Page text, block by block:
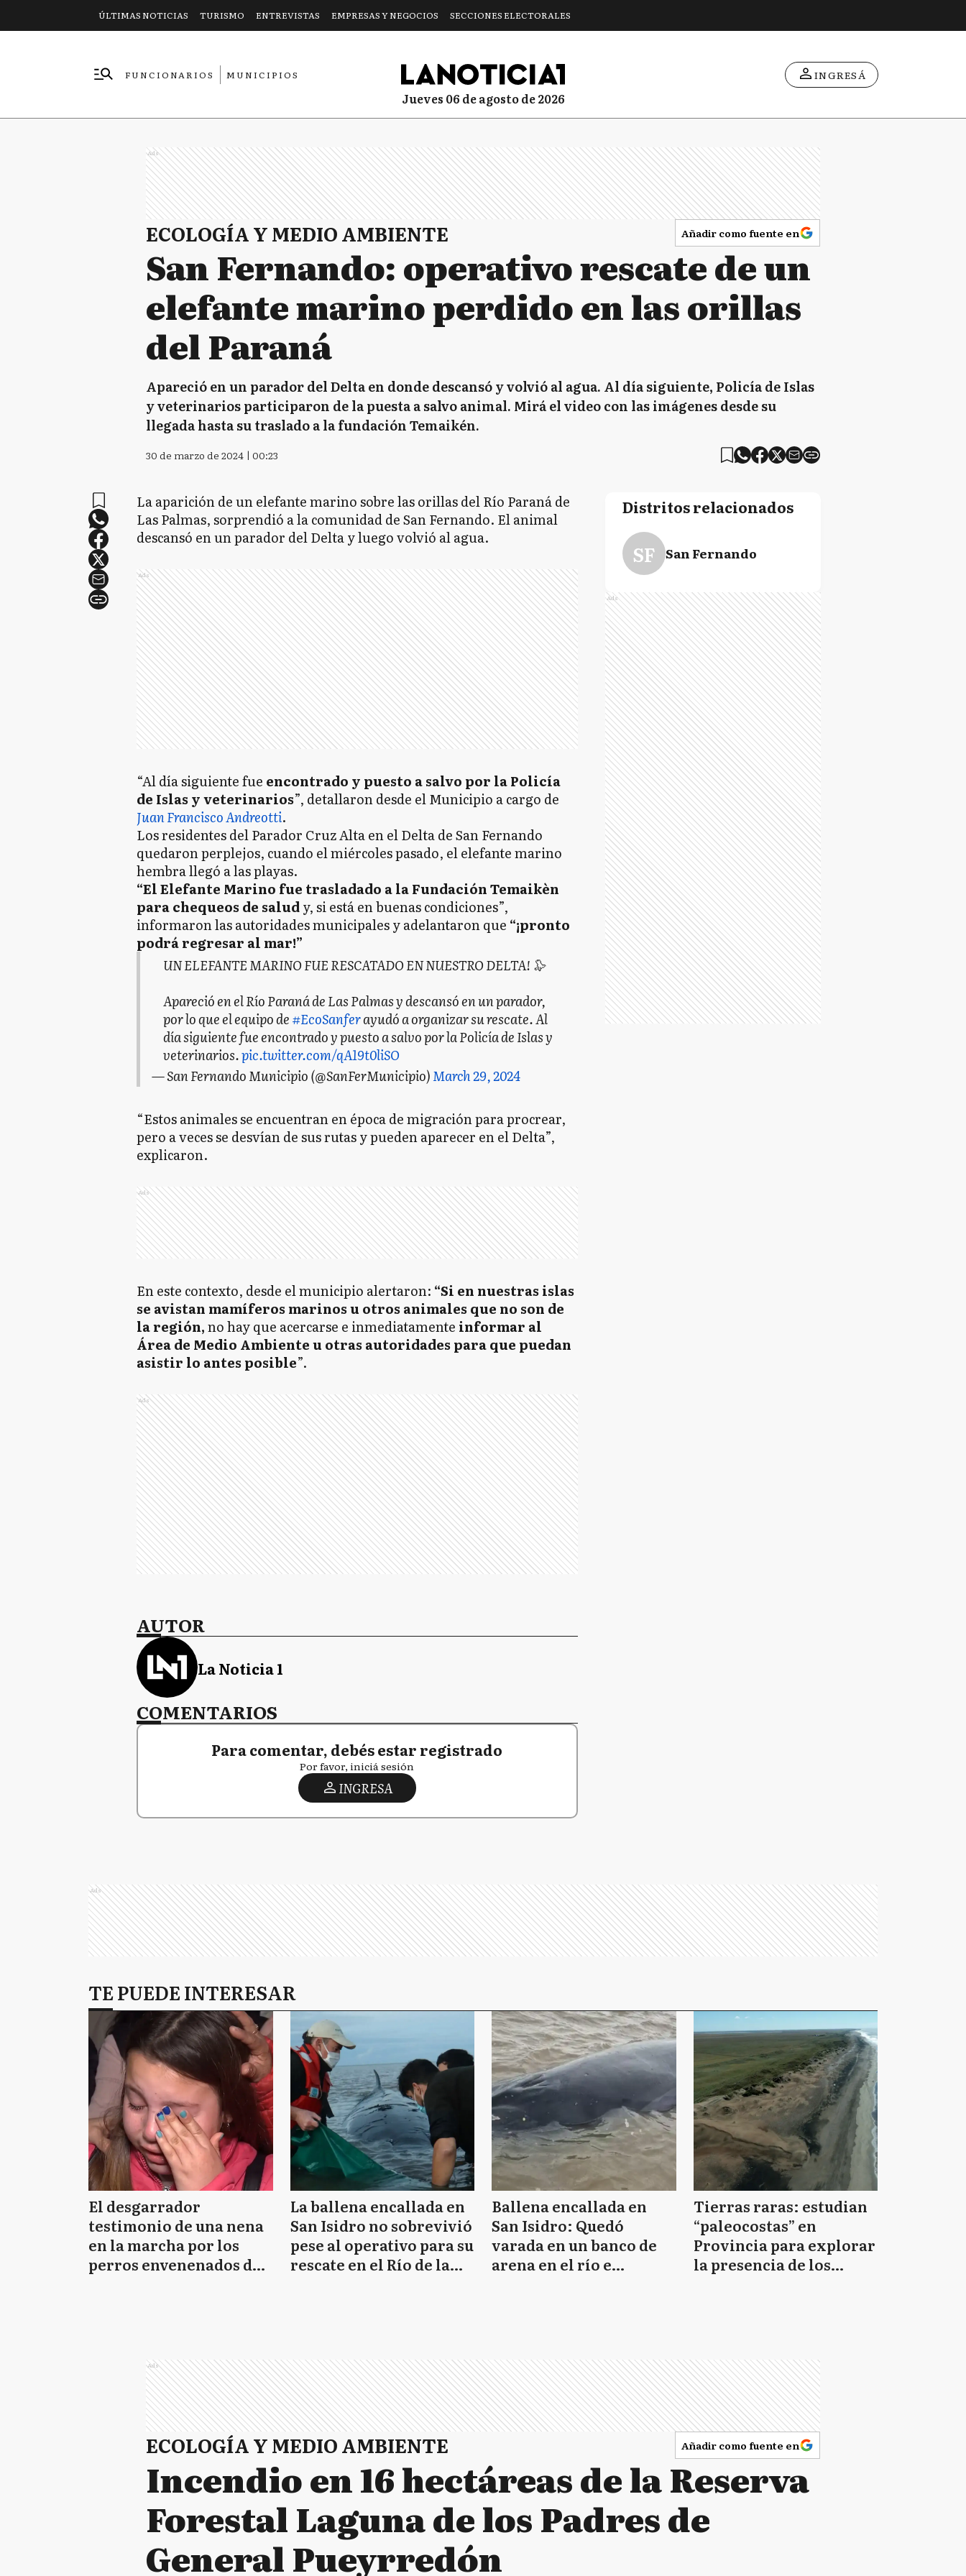
ÚLTIMAS NOTICIAS TURISMO ENTREVISTAS EMPRESAS Y NEGOCIOS SECCIONES ELECTORALES
FUNCIONARIOS
MUNICIPIOS
jueves 06 de agosto de 2026
INGRESÁ
Ads
ECOLOGÍA Y MEDIO AMBIENTE Añadir como fuente en
San Fernando: operativo rescate de un
elefante marino perdido en las orillas
del Paraná
Apareció en un parador del Delta en donde descansó y volvió al agua. Al día siguiente, Policía de Islas
y veterinarios participaron de la puesta a salvo animal. Mirá el video con las imágenes desde su
llegada hasta su traslado a la fundación Temaikén.
30 de marzo de 2024 | 00:23
La aparición de un elefante marino sobre las orillas del Río Paraná de
Las Palmas, sorprendió a la comunidad de San Fernando. El animal
descansó en un parador del Delta y luego volvió al agua.
Ads
“Al día siguiente fue encontrado y puesto a salvo por la Policía
de Islas y veterinarios”, detallaron desde el Municipio a cargo de
Juan Francisco Andreotti.
Los residentes del Parador Cruz Alta en el Delta de San Fernando
quedaron perplejos, cuando el miércoles pasado, el elefante marino
hembra llegó a las playas.
“El Elefante Marino fue trasladado a la Fundación Temaikèn
para chequeos de saludy, si está en buenas condiciones”,
informaron las autoridades municipales y adelantaron que “¡pronto
podrá regresar al mar!”
UN ELEFANTE MARINO FUE RESCATADO EN NUESTRO DELTA! 🦭
Apareció en el Río Paraná de Las Palmas y descansó en un parador,
por lo que el equipo de#EcoSanferayudó a organizar su rescate. Al
día siguiente fue encontrado y puesto a salvo por la Policía de Islas y
veterinarios.pic.twitter.com/qA19t0liSO
— San Fernando Municipio (@SanFerMunicipio)March 29, 2024
“Estos animales se encuentran en época de migración para procrear,
pero a veces se desvían de sus rutas y pueden aparecer en el Delta”,
explicaron.
Ads
En este contexto, desde el municipio alertaron: “Si en nuestras islas
se avistan mamíferos marinos u otros animales que no son de
la región,no hay que acercarse e inmediatamente informar al
Área de Medio Ambiente u otras autoridades para que puedan
asistir lo antes posible”.
Ads
AUTOR
La Noticia 1
COMENTARIOS
Para comentar, debés estar registrado
Por favor, iniciá sesión
INGRESA
Distritos relacionados
SF San Fernando
Ads
Ads
TE PUEDE INTERESAR
El desgarrador
testimonio de una nena
en la marcha por los
perros envenenados de
La ballena encallada en
San Isidro no sobrevivió
pese al operativo para su
rescate en el Río de la
Ballena encallada en
San Isidro: Quedó
varada en un banco de
arena en el río e
Tierras raras: estudian
“paleocostas” en
Provincia para explorar
la presencia de los
Ads
ECOLOGÍA Y MEDIO AMBIENTE Añadir como fuente en
Incendio en 16 hectáreas de la Reserva
Forestal Laguna de los Padres de
General Pueyrredón